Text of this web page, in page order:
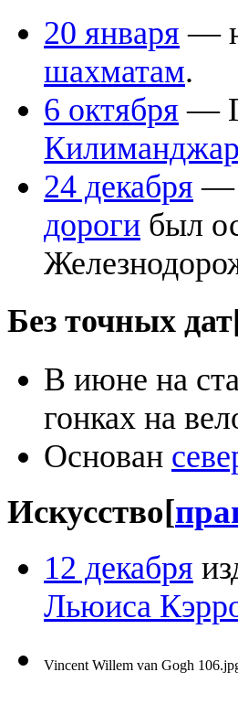
20 января —
шахматам.
6 октября —
24 декабря —
дороги был
Без точных дат
В июне на
гонках на
Основан
Искусство[
12 декабря
Льюиса
Vincent Willem van Gogh